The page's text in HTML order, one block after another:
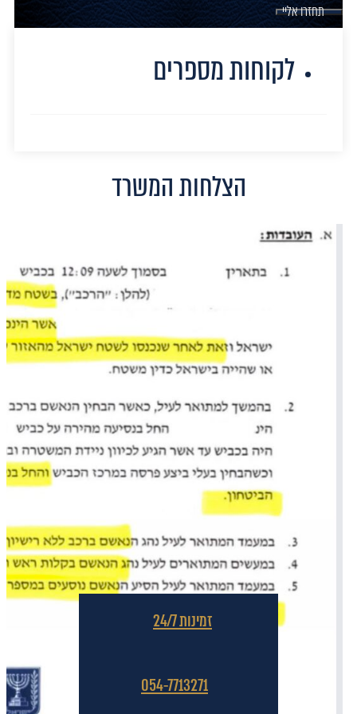
תחזרו אליי
לקוחות מספרים
הצלחות המשרד
זמינות 24/7
054-7713271